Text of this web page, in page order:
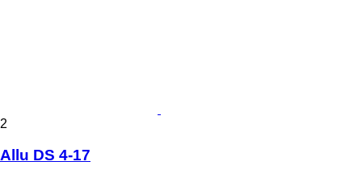
2
Allu DS 4-17